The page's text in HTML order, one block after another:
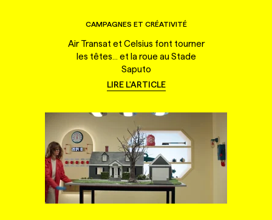
CAMPAGNES ET CRÉATIVITÉ
Air Transat et Celsius font tourner
les têtes... et la roue au Stade
Saputo
LIRE L'ARTICLE